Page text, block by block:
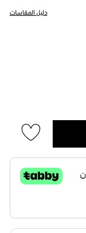
دليل المقاسات